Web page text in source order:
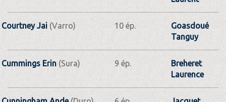
Courtney Jai(Varro) 10 ép.
Goasdoué
Tanguy
Cummings Erin(Sura) 9 ép.
Breheret
Laurence